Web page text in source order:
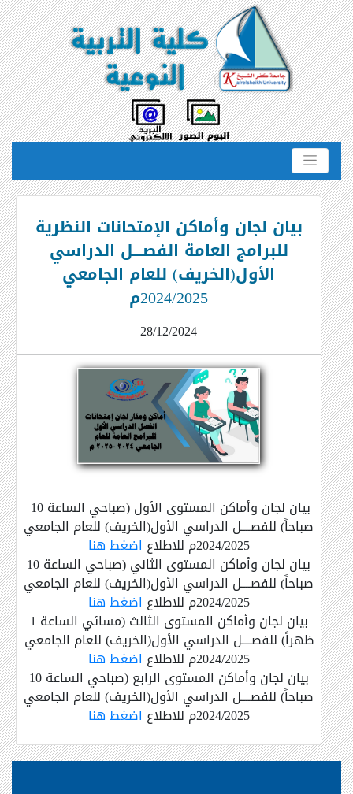
بيان لجان وأماكن الإمتحانات النظرية
للبرامج العامة الفصــــل الدراسي
الأول(الخريف) للعام الجامعي
2024/2025م
28/12/2024
صباحاً) للفصــــل الدراسي الأول(الخريف) للعام الجامعي
2024/2025م للاطلاع اضغط هنا
بيان لجان وأماكن المستوى الثاني (صباحي الساعة 10
صباحاً) للفصــــل الدراسي الأول(الخريف) للعام الجامعي
2024/2025م للاطلاع اضغط هنا
بيان لجان وأماكن المستوى الثالث (مسائي الساعة 1
ظهراً) للفصــــل الدراسي الأول(الخريف) للعام الجامعي
2024/2025م للاطلاع اضغط هنا
بيان لجان وأماكن المستوى الرابع (صباحي الساعة 10
صباحاً) للفصــــل الدراسي الأول(الخريف) للعام الجامعي
2024/2025م للاطلاع اضغط هنا